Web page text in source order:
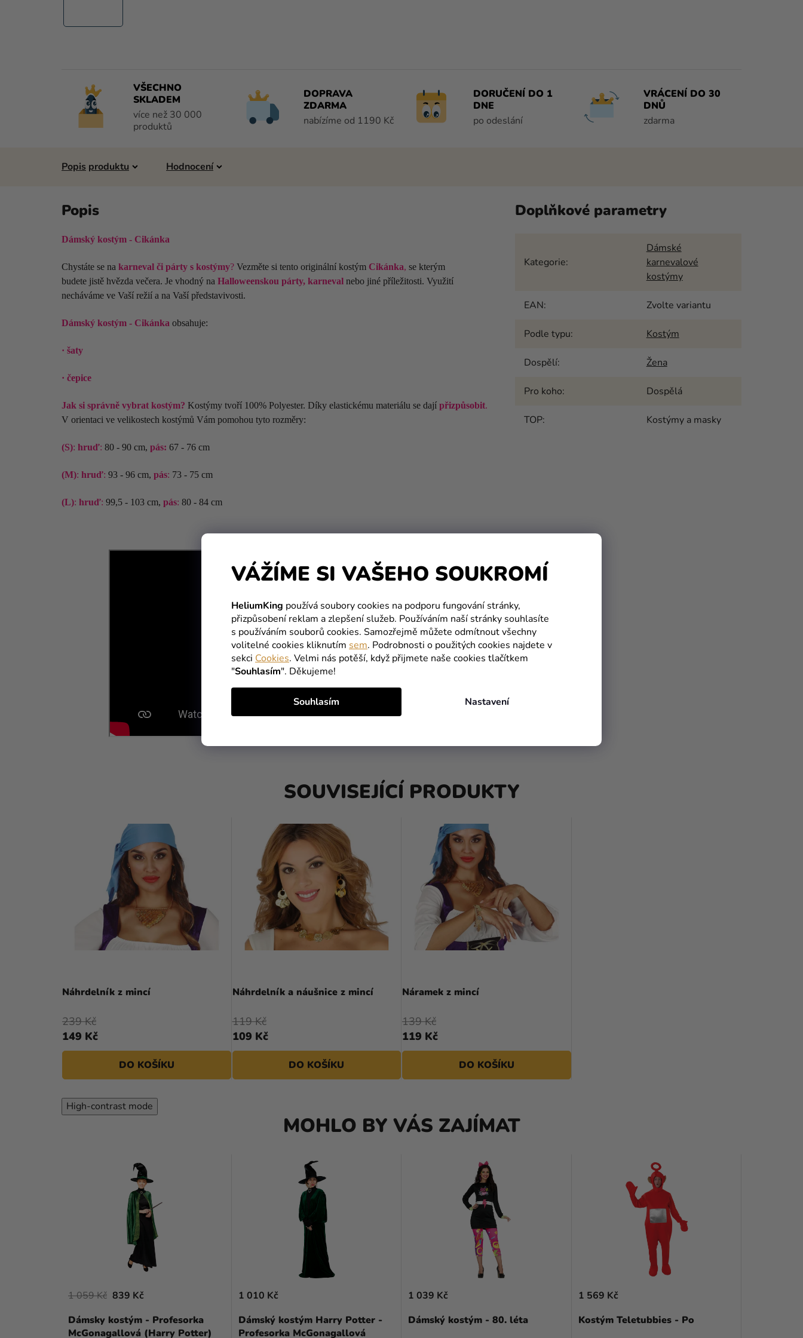
VÁŽÍME SI VAŠEHO SOUKROMÍ
HeliumKing používá soubory cookies na podporu fungování stránky,
přizpůsobení reklam a zlepšení služeb. Používáním naší stránky souhlasíte
s používáním souborů cookies. Samozřejmě můžete odmítnout všechny
volitelné cookies kliknutím sem. Podrobnosti o použitých cookies najdete v
sekci Cookies. Velmi nás potěší, když přijmete naše cookies tlačítkem
"Souhlasím". Děkujeme!
Nastavení
Souhlasím
VŠECHNO
SKLADEM
více než 30 000
produktů
DOPRAVA
ZDARMA
nabízíme od 1190 Kč
DORUČENÍ DO 1
DNE
po odeslání
VRÁCENÍ DO 30
DNŮ
zdarma
Popis Hodnocení
Dámský kostým - Cikánka
Chystáte se na karneval či párty s kostýmy? Vezměte si tento originální kostým Cikánka, se kterým
budete jistě hvězda večera. Je vhodný na Halloweenskou párty, karneval nebo jiné příležitosti. Využití
necháváme ve Vaší režií a na Vaší představivosti.
Dámský kostým - Cikánka obsahuje:
· šaty
· čepice
Jak si správně vybrat kostým? Kostýmy tvoří 100% Polyester. Díky elastickému materiálu se dají přizpůsobit.
V orientaci ve velikostech kostýmů Vám pomohou tyto rozměry:
(S): hruď: 80 - 90 cm, pás: 67 - 76 cm
(M): hruď: 93 - 96 cm, pás: 73 - 75 cm
(L): hruď: 99,5 - 103 cm, pás: 80 - 84 cm
Doplňkové parametry
Kategorie:
Dámské
karnevalové
kostýmy
EAN: Zvolte variantu
Podle typu: Kostým
Dospělí: Žena
Pro koho: Dospělá
TOP: Kostýmy a masky
SOUVISEJÍCÍ PRODUKTY
Náhrdelník z mincí
149 Kč
239 Kč
DO KOŠÍKU
Náhrdelník a náušnice z mincí
109 Kč
119 Kč
DO KOŠÍKU
Náramek z mincí
119 Kč
139 Kč
DO KOŠÍKU
High-contrast mode
MOHLO BY VÁS ZAJÍMAT
Dámsky kostým - Profesorka
McGonagallová (Harry Potter)
1 059 Kč 839 Kč
Dámský kostým Harry Potter -
Profesorka McGonagallová
1 010 Kč
Dámský kostým - 80. léta
1 039 Kč
Kostým Teletubbies - Po
1 569 Kč